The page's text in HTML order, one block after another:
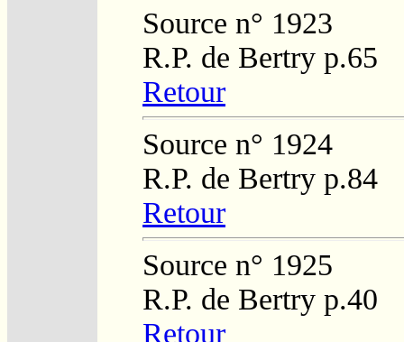
Source n° 1923
R.P. de Bertry p.65
Retour
Source n° 1924
R.P. de Bertry p.84
Retour
Source n° 1925
R.P. de Bertry p.40
Retour